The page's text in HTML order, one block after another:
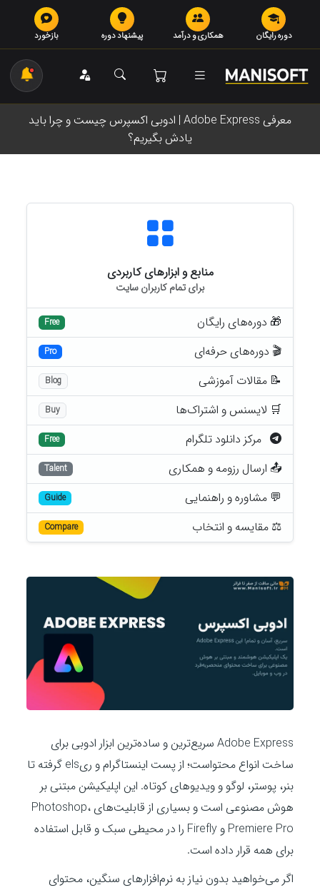
دوره رایگان همکاری و درآمد پیشنهاد دوره بازخورد
معرفی Adobe Express | ادوبی اکسپرس چیست و چرا باید
یادش بگیریم؟
منابع و ابزارهای کاربردی
برای تمام کاربران سایت
🎁 دوره‌های رایگان Free
🎬 دوره‌های حرفه‌ای Pro
📝 مقالات آموزشی Blog
🛒 لایسنس و اشتراک‌ها Buy
مرکز دانلود تلگرام Free
📤 ارسال رزومه و همکاری Talent
💬 مشاوره و راهنمایی Guide
⚖️ مقایسه و انتخاب Compare
Adobe Express سریع‌ترین و ساده‌ترین ابزار ادوبی برای
ساخت انواع محتواست؛ از پست‌ اینستاگرام و ریels گرفته تا
بنر، پوستر، لوگو و ویدیوهای کوتاه. این اپلیکیشن مبتنی بر
هوش مصنوعی است و بسیاری از قابلیت‌های Photoshop،
Premiere Pro و Firefly را در محیطی سبک و قابل استفاده
برای همه قرار داده است.
اگر می‌خواهید بدون نیاز به نرم‌افزارهای سنگین، محتوای